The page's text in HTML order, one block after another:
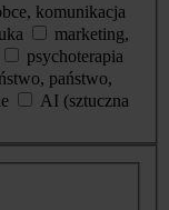
komunikacja
marketing,
psychoterapia
państwo,
AI (sztuczna